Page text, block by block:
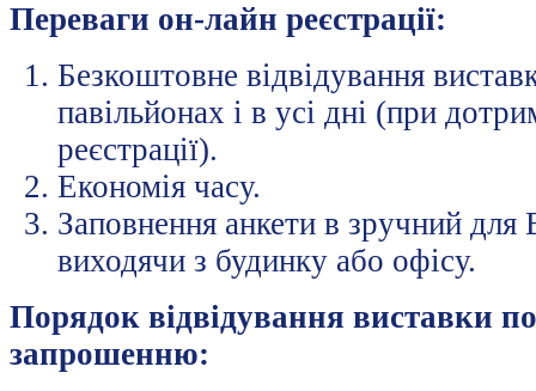
Переваги он-лайн реєстрації:
Безкоштовне відвідування
павільйонах і в усі дні (при
реєстрації).
Економія часу.
Заповнення анкети в зручний для
виходячи з будинку або офісу.
Порядок відвідування виставки
запрошенню: